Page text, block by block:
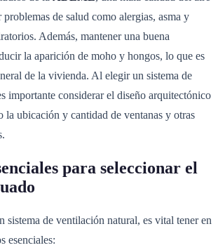
de salud como alergias, asma y
Además, mantener una buena
la aparición de moho y hongos, lo que es
de la vivienda. Al elegir un sistema de
importante considerar el diseño arquitectónico
la ubicación y cantidad de ventanas y otras
para seleccionar el
sistema de ventilación natural, es vital tener en
esenciales: